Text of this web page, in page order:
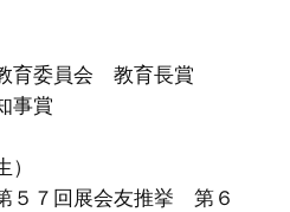
育委員会 教育長賞
事賞
５７回展会友推挙 第６